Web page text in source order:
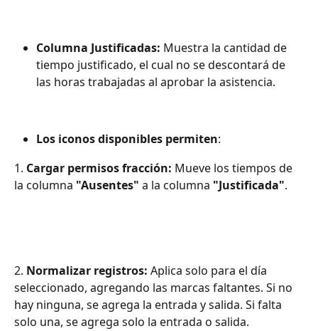
Columna Justificadas: Muestra la cantidad de
tiempo justificado, el cual no se descontará de
las horas trabajadas al aprobar la asistencia.
Los iconos disponibles permiten:
1. Cargar permisos fracción: Mueve los tiempos de
la columna "Ausentes" a la columna "Justificada".
2. Normalizar registros: Aplica solo para el día
seleccionado, agregando las marcas faltantes. Si no
hay ninguna, se agrega la entrada y salida. Si falta
solo una, se agrega solo la entrada o salida.